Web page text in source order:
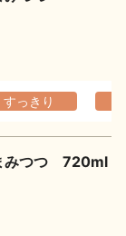
すっきり
みつつ 720ml